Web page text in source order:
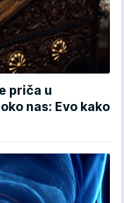
priča u
nas: Evo kako